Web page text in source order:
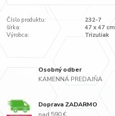
Číslo produktu:
232-7
šírka:
47 x 47 cm
Výrobca:
Trizuliak
Osobný odber
KAMENNÁ PREDAJŇA
Doprava ZADARMO